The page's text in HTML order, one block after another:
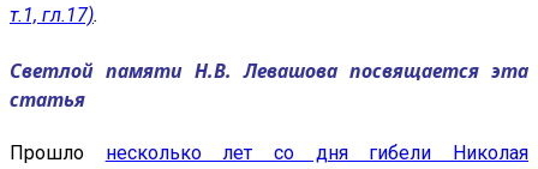
т.1, гл.17).
Светлой памяти Н.В. Левашова посвящается эта
статья
Прошло несколько лет со дня гибели Николая